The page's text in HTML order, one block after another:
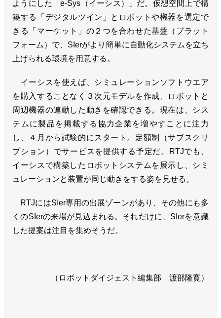
ようにした「e-Sys（イーシス）」だ。仮想空間上で構
築する「デジタルツイン」とロボットや機器を選定で
きる「マーケット」の２つを合わせた基盤（プラット
フォーム）で、SIerがより簡単に自動化システムを立ち
上げられる環境を用意する。
イーシスを使えば、シミュレーションソフトウエア
を購入することなく３次元モデルを作成、ロボットと
周辺機器の連動した動きを確認できる。現在は、シス
テムに製品を掲載する協力企業を増やすことに注力
し、４月から試験的にスタート。定額制（サブスクリ
プション）でサービスを提供する予定だ。RTJでも、
イーシスで構築したロボットシステムを展示し、シミ
ュレーションと装置が同じ動きをする姿を見せる。
RTJにはSIer専用の出展ゾーンがあり、その他にも多
くのSIerの来場が見込まれる。それだけに、SIerを意識
した提案は注目を集めそうだ。
（ロボットダイジェスト編集部 渡部隆寛）